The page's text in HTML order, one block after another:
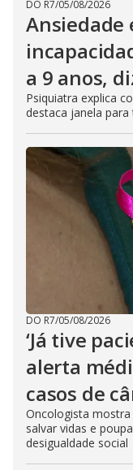
DO R7/05/08/2026
Ansiedade
a 9 anos,
Psiquiatra explica
destaca janela
DO R7/05/08/2026
‘Já tive
alerta
casos de
Oncologista
salvar vidas e
desigualdade social